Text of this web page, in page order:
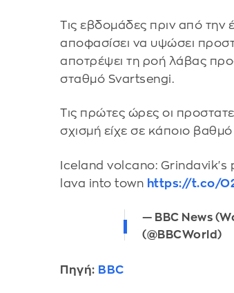
Τις εβδομάδες πριν από την
αποφασίσει να υψώσει
αποτρέψει τη ροή λάβας
σταθμό Svartsengi.
Τις πρώτες ώρες οι
σχισμή είχε σε κάποιο
Iceland volcano:
lava into town https://t.co/
— BBC News
(@BBCWorld)
Πηγή: BBC